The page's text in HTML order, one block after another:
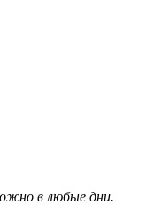
в любые дни.